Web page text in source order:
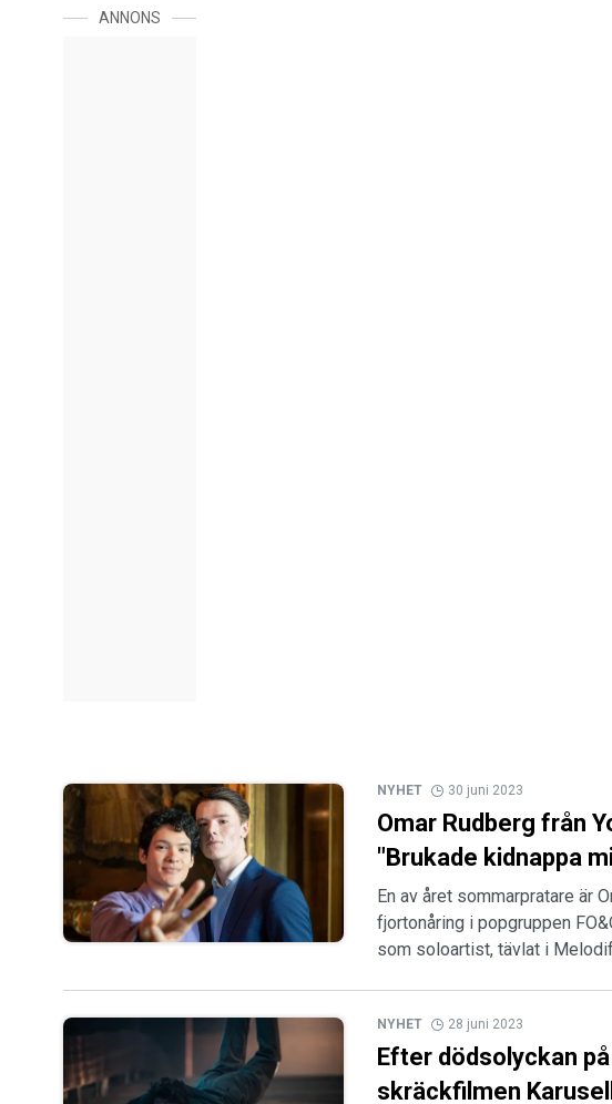
ANNONS
NYHET 30 juni 2023
Omar Rudberg från
"Brukade kidnappa
En av året sommarpratare är
fjortonåring i popgruppen
som soloartist, tävlat i
NYHET 28 juni 2023
Efter dödsolyckan
skräckfilmen